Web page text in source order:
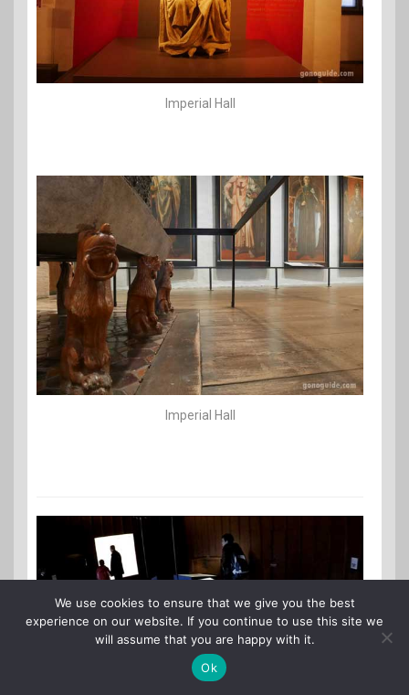
Imperial Hall
Imperial Hall
We use cookies to ensure that we give you the best
experience on our website. If you continue to use this site we
will assume that you are happy with it.
Ok